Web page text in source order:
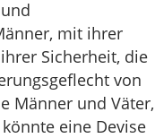
mit ihrer
Sicherheit, die
von
Männer und Väter,
eine Devise